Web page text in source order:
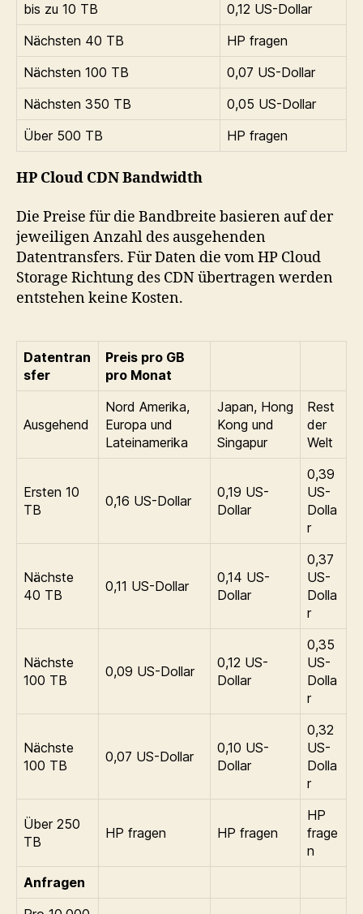
bis zu 10 TB
0,12 US-Dollar
Nächsten 40 TB
HP fragen
Nächsten 100 TB
0,07 US-Dollar
Nächsten 350 TB
0,05 US-Dollar
Über 500 TB
HP fragen
HP Cloud CDN Bandwidth
Die Preise für die Bandbreite basieren auf der
jeweiligen Anzahl des ausgehenden
Datentransfers. Für Daten die vom HP Cloud
Storage Richtung des CDN übertragen werden
entstehen keine Kosten.
Datentran
sfer
Preis pro GB
pro Monat
Ausgehend
Nord Amerika,
Europa und
Lateinamerika
Japan, Hong
Kong und
Singapur
Rest
der
Welt
Ersten 10
TB
0,16 US-Dollar
0,19 US-
Dollar
0,39
US-
Dolla
r
Nächste
40 TB
0,11 US-Dollar
0,14 US-
Dollar
0,37
US-
Dolla
r
Nächste
100 TB
0,09 US-Dollar
0,12 US-
Dollar
0,35
US-
Dolla
r
Nächste
100 TB
0,07 US-Dollar
0,10 US-
Dollar
0,32
US-
Dolla
r
Über 250
TB
HP fragen HP fragen
HP
frage
n
Anfragen